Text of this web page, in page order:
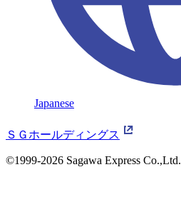
Japanese
ＳＧホールディングス
©1999-2026 Sagawa Express Co.,Ltd.